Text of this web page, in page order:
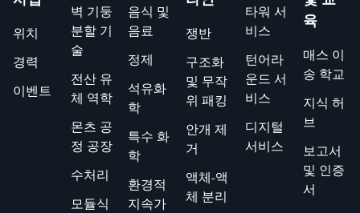
위치
경력
이벤트
벽 기둥
분할 기
술
전산 유
체 역학
몬츠 공
정 공장
수처리
모듈식
음식 및
음료
정제
석유화
학
특수 화
학
환경적
지속가
쟁반
구조화
및 무작
위 패킹
안개 제
거
액체-액
체 분리
타워 서
비스
턴어라
운드 서
비스
디지털
서비스
육
매스 이
송 학교
지식 허
브
보고서
및 인증
서